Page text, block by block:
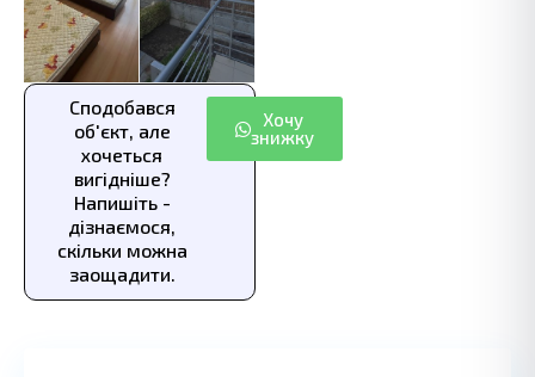
Сподобався
об'єкт, але
хочеться
вигідніше?
Напишіть -
дізнаємося,
скільки можна
заощадити.
Хочу
знижку